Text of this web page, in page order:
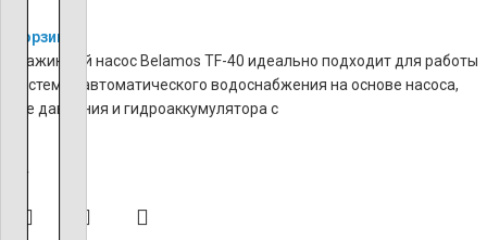
В корзину
Скважинный насос Belamos TF-40 идеально подходит для работы
в системах автоматического водоснабжения на основе насоса,
реле давления и гидроаккумулятора с
ХИТ